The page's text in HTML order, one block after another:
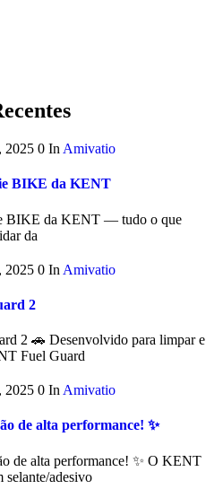
2025 0 In Amivatio
BIKE da KENT
BIKE da KENT — tudo o que
da
2025 0 In Amivatio
2
2 🚗 Desenvolvido para limpar e
Fuel Guard
2025 0 In Amivatio
de alta performance! ✨
de alta performance! ✨ O KENT
selante/adesivo